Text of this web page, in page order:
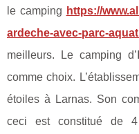
le camping https://
ardeche-avec-parc-
meilleurs. Le camping
comme choix.
étoiles à Larnas. Son
ceci est constitué de 4